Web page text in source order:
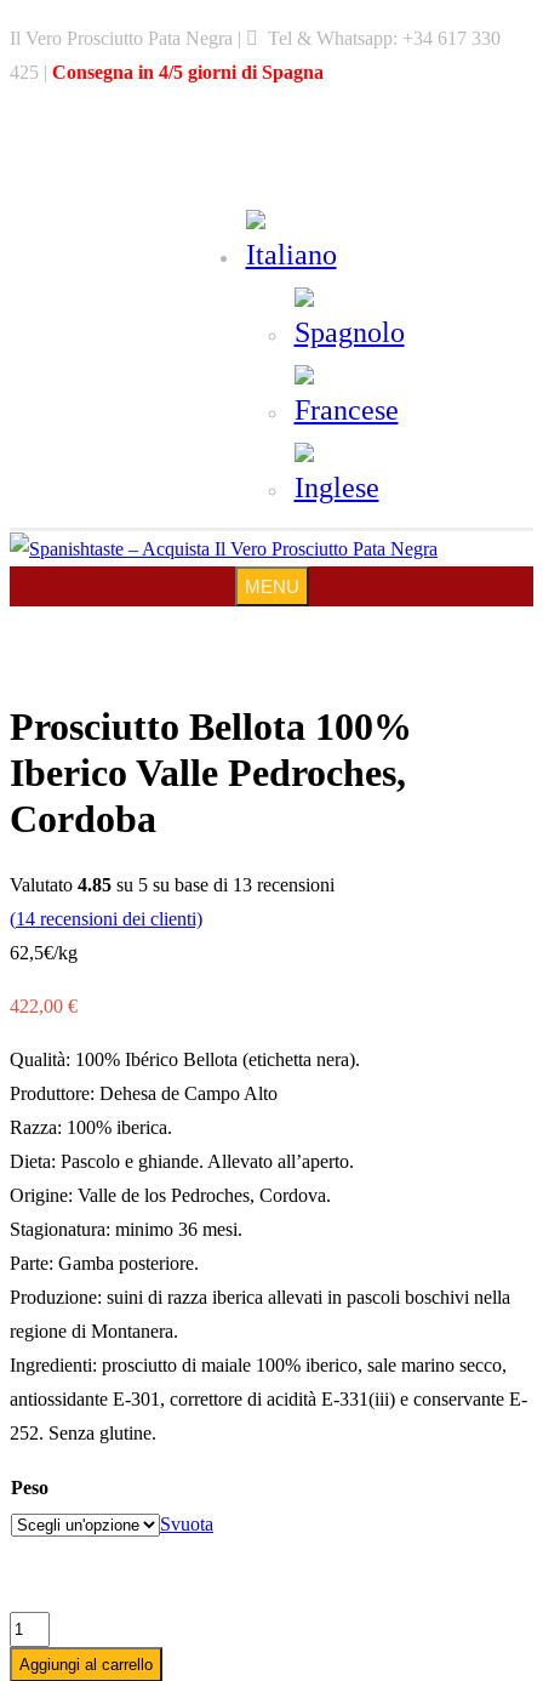
Il Vero Prosciutto Pata Negra |
Tel & Whatsapp: +34 617 330
425 | Consegna in 4/5 giorni di Spagna
MENU
MENU
PATA NEGRA
Prosciutto Bellota 100%
Iberico Valle Pedroches,
Cordoba
Valutato 4.85 su 5 su base di 13 recensioni
(14 recensioni dei clienti)
62,5€/kg
422,00 €
Qualità: 100% Ibérico Bellota (etichetta nera).
Produttore: Dehesa de Campo Alto
Razza: 100% iberica.
Dieta: Pascolo e ghiande. Allevato all’aperto.
Origine: Valle de los Pedroches, Cordova.
Stagionatura: minimo 36 mesi.
Parte: Gamba posteriore.
Produzione: suini di razza iberica allevati in pascoli boschivi nella
regione di Montanera.
Ingredienti: prosciutto di maiale 100% iberico, sale marino secco,
antiossidante E-301, correttore di acidità E-331(iii) e conservante E-
252. Senza glutine.
Peso
Svuota
Prosciutto
Bellota
Aggiungi al carrello